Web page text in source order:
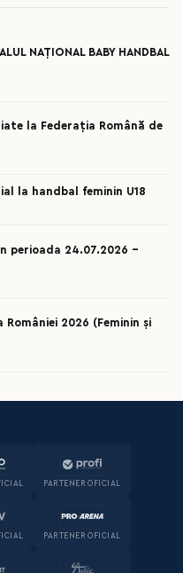
NAȚIONAL BABY HANDBAL
la Federația Română de
la handbal feminin U18
perioada 24.07.2026 –
2026 (Feminin și
PARTENER OFICIAL
PARTENER OFICIAL